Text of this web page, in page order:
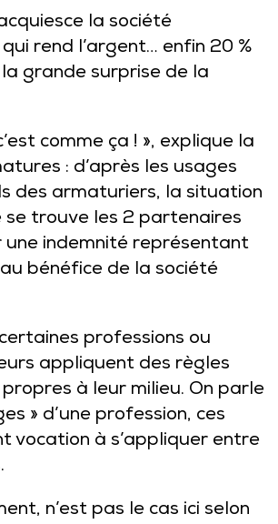
la société
rend l’argent… enfin 20 %
grande surprise de la
comme ça ! », explique la
: d’après les usages
des armaturiers, la situation
se trouve les 2 partenaires
indemnité représentant
bénéfice de la société
professions ou
appliquent des règles
à leur milieu. On parle
» d’une profession, ces
vocation à s’appliquer entre
n’est pas le cas ici selon